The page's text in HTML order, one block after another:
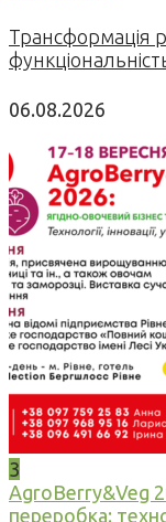
Трансформація
06.08.2026
3
AgroBerry&Veg
переробка: